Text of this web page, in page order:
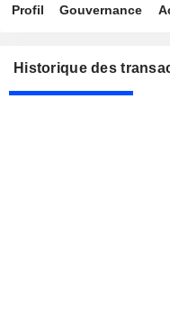
Profil Gouvernance
Historique des